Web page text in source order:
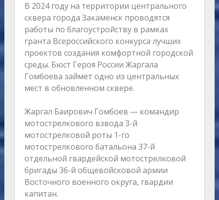
В 2024 году на территории центрального
сквера города Закаменск проводятся
работы по благоустройству в рамках
гранта Всероссийского конкурса лучших
проектов создания комфортной городской
среды. Бюст Героя России Жаргала
Гомбоева займет одно из центральных
мест в обновленном сквере.
Жаргал Баирович Гомбоев — командир
мотострелкового взвода 3-й
мотострелковой роты 1-го
мотострелкового батальона 37-й
отдельной гвардейской мотострелковой
бригады 36-й общевойсковой армии
Восточного военного округа, гвардии
капитан.